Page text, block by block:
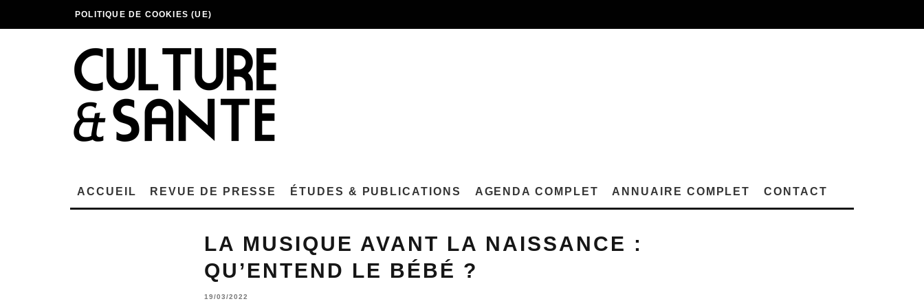
POLITIQUE DE COOKIES (UE)
ACCUEIL REVUE DE PRESSE ÉTUDES & PUBLICATIONS AGENDA COMPLET ANNUAIRE COMPLET CONTACT
LA MUSIQUE AVANT LA NAISSANCE :
QU’ENTEND LE BÉBÉ ?
19/03/2022